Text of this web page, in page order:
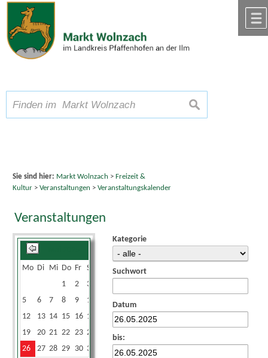
Zum Inhalt,zur Navigation
Schriftgröße A A A suchen
Sie sind hier: Markt Wolnzach > Freizeit &
Kultur> Veranstaltungen > Veranstaltungskalender
Veranstaltungen
Mo Di Mi Do Fr Sa
1
2 3
5
6 7 8 9 10
12
13 14 15 16 17
19
20 21 22 23 24
26
27 28 29 30 31
Kategorie
Suchwort
Datum
bis: